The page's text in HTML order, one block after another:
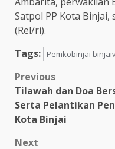
Satpol PP Kota Binjai,
(Rel/ri).
Tags:
Pemkobinjai
Post
navigation
Previous
Tilawah dan Doa
Serta Pelantikan
Kota Binjai
Next